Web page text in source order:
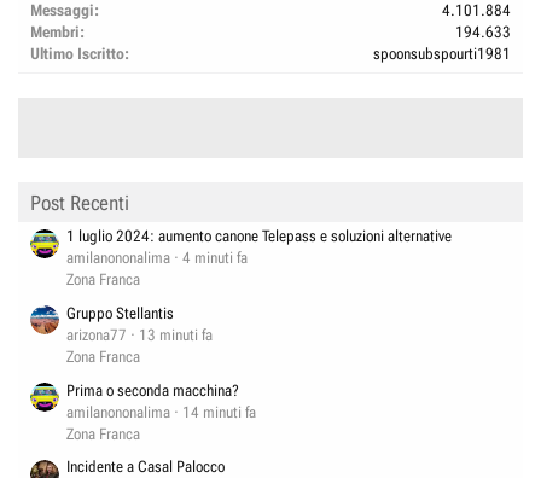
Messaggi
4.101.884
Membri
194.633
Ultimo Iscritto
spoonsubspourti1981
Post Recenti
1 luglio 2024: aumento canone Telepass e soluzioni alternative
amilanononalima
4 minuti fa
Zona Franca
Gruppo Stellantis
arizona77
13 minuti fa
Zona Franca
Prima o seconda macchina?
amilanononalima
14 minuti fa
Zona Franca
Incidente a Casal Palocco